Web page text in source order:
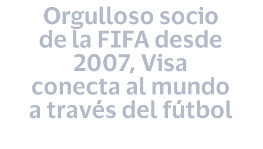
Orgulloso socio
de la FIFA desde
2007, Visa
conecta al mundo
a través del fútbol